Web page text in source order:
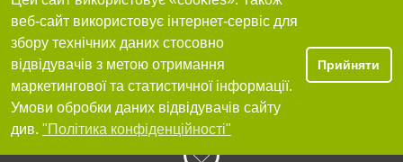
веб-сайт використовує інтернет-сервіс для
збору технічних даних стосовно
відвідувачів з метою отримання
маркетингової та статистичної інформації.
Умови обробки даних відвідувачів сайту
див. "Політика конфіденційності"
Прийняти